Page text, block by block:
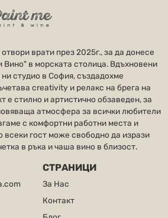
врати през 2025г., за да донесе
Вино" в морската столица. Вдъхновени
студио в София, създадохме
creativity и релакс на брега на
е стилно и артистично обзаведен, за
атмосфера за всички любители
с комфортни работни места и
всеки гост може свободно да изрази
в ръка и чаша вино в близост.
СТРАНИЦИ
За Нас
Контакт